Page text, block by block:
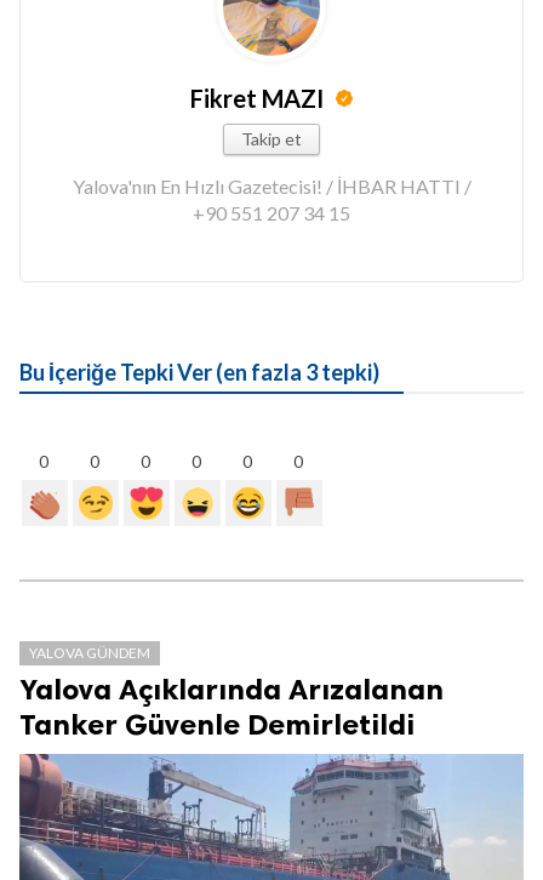
Fikret MAZI
Takip et
Yalova'nın En Hızlı Gazetecisi! / İHBAR HATTI /
+90 551 207 34 15
Bu İçeriğe Tepki Ver (en fazla 3 tepki)
0 0 0 0 0 0
YALOVA GÜNDEM
Yalova Açıklarında Arızalanan
Tanker Güvenle Demirletildi